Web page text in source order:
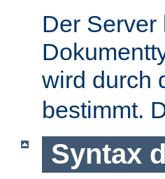
Der Server
wird durch
bestimmt.
Syntax